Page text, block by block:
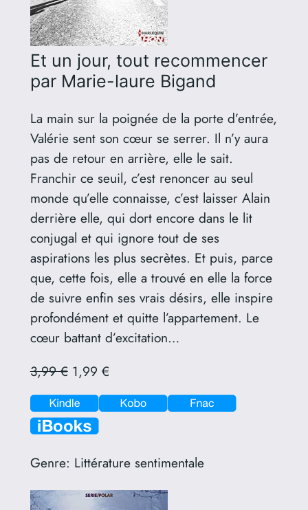
Et un jour, tout recommencer
par Marie-laure Bigand
La main sur la poignée de la porte d’entrée,
Valérie sent son cœur se serrer. Il n’y aura
pas de retour en arrière, elle le sait.
Franchir ce seuil, c’est renoncer au seul
monde qu’elle connaisse, c’est laisser Alain
derrière elle, qui dort encore dans le lit
conjugal et qui ignore tout de ses
aspirations les plus secrètes. Et puis, parce
que, cette fois, elle a trouvé en elle la force
de suivre enfin ses vrais désirs, elle inspire
profondément et quitte l’appartement. Le
cœur battant d’excitation…
3,99 €1,99 €
Genre: Littérature sentimentale